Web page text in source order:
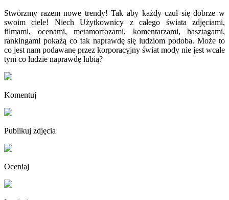
Stwórzmy razem nowe trendy! Tak aby każdy czuł się dobrze w
swoim ciele! Niech Użytkownicy z całego świata zdjęciami,
filmami, ocenami, metamorfozami, komentarzami, hasztagami,
rankingami pokażą co tak naprawdę się ludziom podoba. Może to
co jest nam podawane przez korporacyjny świat mody nie jest wcale
tym co ludzie naprawdę lubią?
Komentuj
Publikuj zdjęcia
Oceniaj